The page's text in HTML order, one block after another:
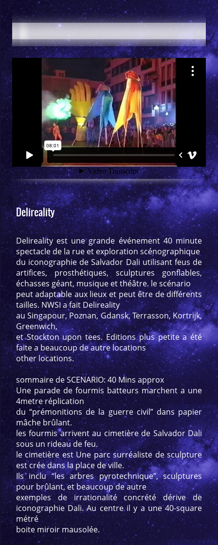
Delireality
Delireality est une grande événement 40 minute
spectacle de la rue et exploration scénographique
du iconographie de Salvador Dali utilisant feus de
artifices, prosthétiques, sculptures gonflables,
échasses géant, musique et théâtre. le scénario
peut adaptable aux lieux et peut être de différents
tailles. NWSI a fait Delireality
au Singapour, Poznan, Gdansk, Terrasson, Kortrijk,
Greenwich,
et Stockton upon tees. Editions plus petite a été
faite a beaucoup de autre locations
other locations.
sommaire de SCENARIO: 40 Mins approx
Une parade de fourmis batteurs marchent a une
4metre réplication
du “prémonitions de la guerre civil” dans papier
mâche brûlant.
les fourmis arrivent au cimetière de Salvador Dali
sous un rideau de feu.
le cimetière est Une parc surréaliste de sculpture
est crée dans la place de ville.
Ils inclu “les arbres pyrotechnique”, sculptures
pour brûlant, et beaucoup de autre
exemples de irrationalité concrété dérive de
iconographie Dali. Au centre il y a une 40-square
métré
boite miroir mausolée.